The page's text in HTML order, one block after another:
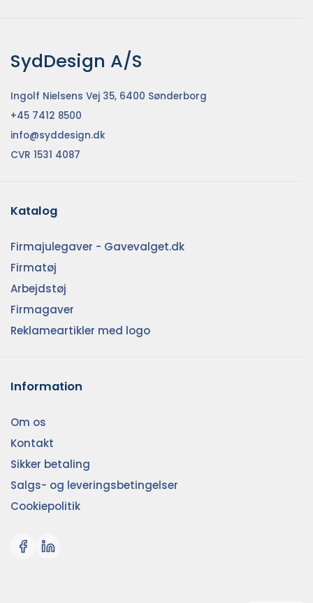
SydDesign A/S
Ingolf Nielsens Vej 35, 6400 Sønderborg
+45 7412 8500
info@syddesign.dk
CVR 1531 4087
Katalog
Firmajulegaver - Gavevalget.dk
Firmatøj
Arbejdstøj
Firmagaver
Reklameartikler med logo
Information
Om os
Kontakt
Sikker betaling
Salgs- og leveringsbetingelser
Cookiepolitik